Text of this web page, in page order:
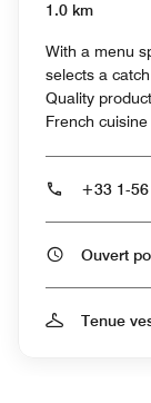
1.0 km
With a menu
selects a
Quality
French
+33 1-
Tenue